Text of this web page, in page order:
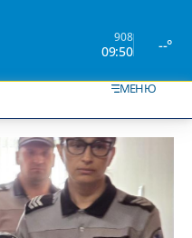
908
09:50 --°
МЕНЮ